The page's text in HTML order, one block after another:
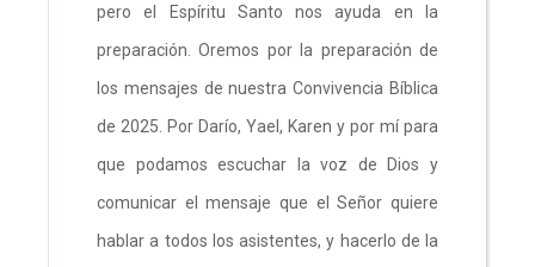
pero el Espíritu Santo nos ayuda en la
preparación. Oremos por la preparación de
los mensajes de nuestra Convivencia Bíblica
de 2025. Por Darío, Yael, Karen y por mí para
que podamos escuchar la voz de Dios y
comunicar el mensaje que el Señor quiere
hablar a todos los asistentes, y hacerlo de la